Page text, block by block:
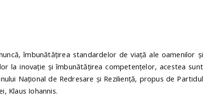
îmbunătățirea standardelor de viață ale oamenilor și
la inovație și îmbunătățirea competențelor, acestea sunt
Național de Redresare și Reziliență, propus de Partidul
Klaus Iohannis.